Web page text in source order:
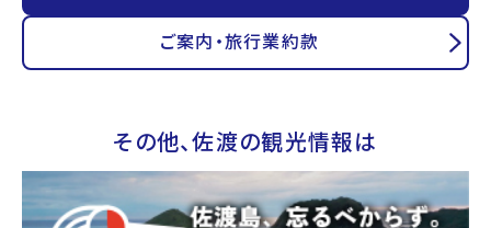
ご案内・旅行業約款
その他、佐渡の観光情報は